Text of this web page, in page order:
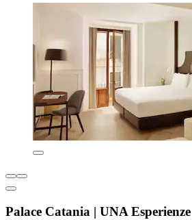
Palace Catania | UNA Esperienze